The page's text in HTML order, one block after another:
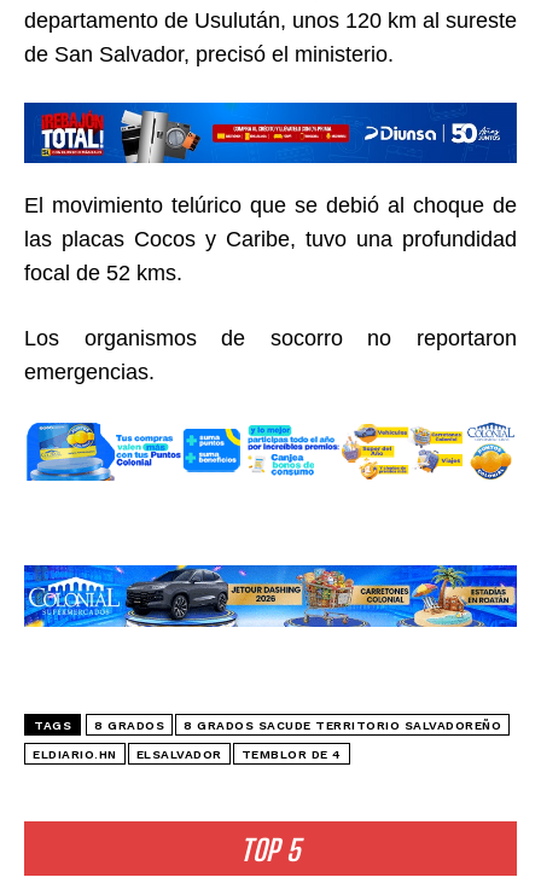
TOP 5
departamento de Usulután, unos 120 km al sureste
de San Salvador, precisó el ministerio.
El movimiento telúrico que se debió al choque de
las placas Cocos y Caribe, tuvo una profundidad
focal de 52 kms.
Los organismos de socorro no reportaron
emergencias.
TAGS 8 GRADOS 8 GRADOS SACUDE TERRITORIO SALVADOREÑO
ELDIARIO.HN ELSALVADOR TEMBLOR DE 4